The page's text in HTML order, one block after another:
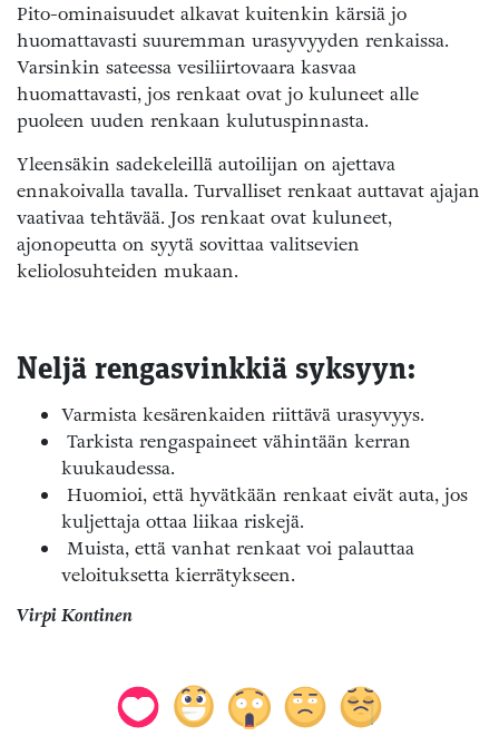
Pito-ominaisuudet alkavat kuitenkin kärsiä jo
huomattavasti suuremman urasyvyyden renkaissa.
Varsinkin sateessa vesiliirtovaara kasvaa
huomattavasti, jos renkaat ovat jo kuluneet alle
puoleen uuden renkaan kulutuspinnasta.
Yleensäkin sadekeleillä autoilijan on ajettava
ennakoivalla tavalla. Turvalliset renkaat auttavat ajajan
vaativaa tehtävää. Jos renkaat ovat kuluneet,
ajonopeutta on syytä sovittaa valitsevien
keliolosuhteiden mukaan.
Neljä rengasvinkkiä syksyyn:
Varmista kesärenkaiden riittävä urasyvyys.
Tarkista rengaspaineet vähintään kerran
kuukaudessa.
Huomioi, että hyvätkään renkaat eivät auta, jos
kuljettaja ottaa liikaa riskejä.
Muista, että vanhat renkaat voi palauttaa
veloituksetta kierrätykseen.
Virpi Kontinen